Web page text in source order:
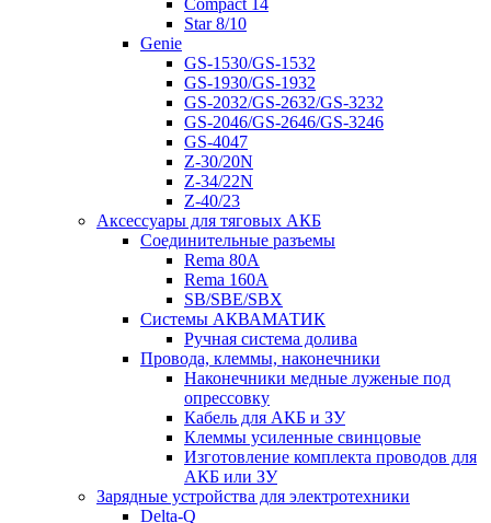
Star 8/10
Genie
GS-1530/GS-1532
GS-1930/GS-1932
GS-2032/GS-2632/GS-3232
GS-2046/GS-2646/GS-3246
GS-4047
Z-30/20N
Z-34/22N
Z-40/23
Аксессуары для тяговых АКБ
Соединительные разъемы
Rema 80A
Rema 160A
SB/SBE/SBX
Системы АКВАМАТИК
Ручная система долива
Провода, клеммы, наконечники
Наконечники медные луженые под
опрессовку
Кабель для АКБ и ЗУ
Клеммы усиленные свинцовые
Изготовление комплекта проводов для
АКБ или ЗУ
Зарядные устройства для электротехники
Delta-Q